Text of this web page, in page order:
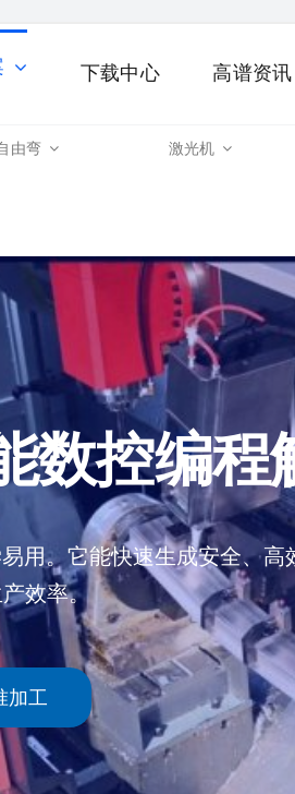
下载中心 高谱资讯
由弯 激光机
数控编程
用。它能快速生成安全、
效率。
加工